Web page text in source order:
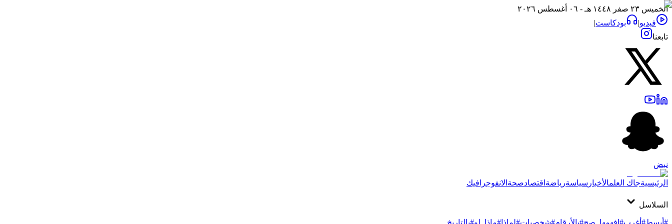
الخميس ٢٣ صفر ١٤٤٨ هـ - ٠٦ أغسطس ٢٠٢٦
فيديو| بودكاست|
تابعنا
نبض
الرئيسيةجاك العلمالأخبار سياسةرياضة اقتصادصحة الانفوجرافيك
السلاسل
#أبسط #أغرب#افهمها_صح#بالأرقام#شخصيات#لماذا #ماذا_لو#بالتاريخ